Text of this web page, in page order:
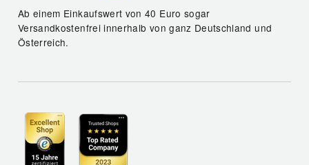
Ab einem Einkaufswert von 40 Euro sogar
Versandkostenfrei innerhalb von ganz Deutschland und
Österreich.